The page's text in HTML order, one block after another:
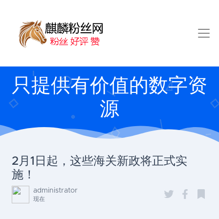
只提供有价值的数字资
源
2月1日起，这些海关新政将正式实
施！
administrator
现在